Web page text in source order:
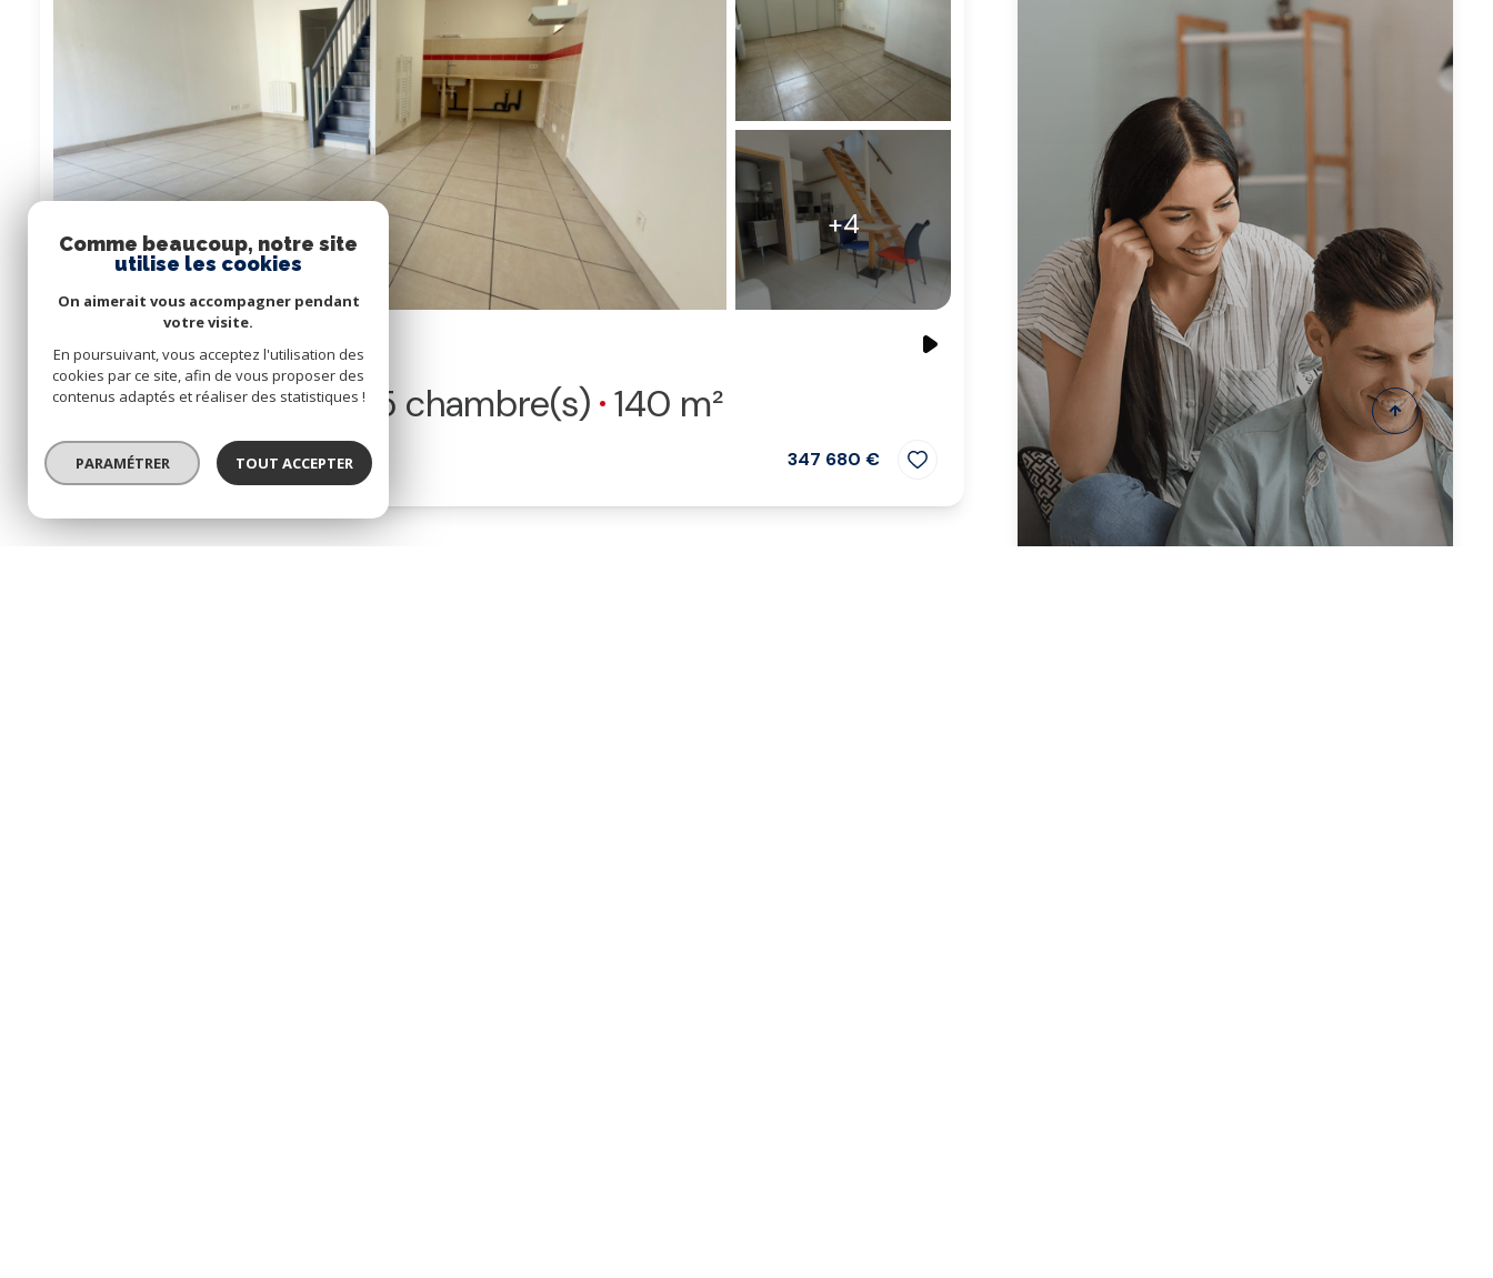
+4
Maison 5 pièce(s) 5 chambre(s) 140 m²
Saint-Nazaire (44600) 347 680 €
Comme beaucoup, notre site
utilise les cookies
On aimerait vous accompagner pendant
votre visite.
En poursuivant, vous acceptez l'utilisation des
cookies par ce site, afin de vous proposer des
contenus adaptés et réaliser des statistiques !
PARAMÉTRER TOUT ACCEPTER